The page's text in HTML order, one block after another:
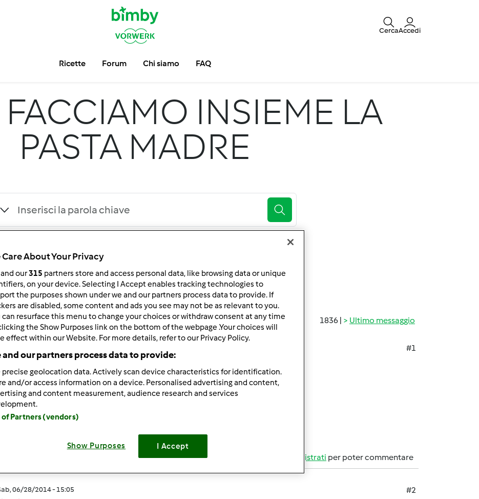
CercaAccedi
Ricette Forum Chi siamo FAQ
FACCIAMO INSIEME LA
PASTA MADRE
per:
I risultati più recenti
10
1836 | Ultimo messaggio
#1
a tutte.
provato anch'io con la pasta madre.
secondo rinfresco ho trovato un pochino di muffa sopra
ho sbagliato? oggi ci riprovo
registrati per poter commentare
06/28/2014 - 15:05
#2
Care About Your Privacy
our315 partners store and access personal data, like browsing data or unique
on your device. Selecting I Accept enables tracking technologies to
the purposes shown under we and our partners process data to provide. If
are disabled, some content and ads you see may not be as relevant to you.
can resurface this menu to change your choices or withdraw consent at any time
the Show Purposes link on the bottom of the webpage .Your choices will
effect within our Website. For more details, refer to our Privacy Policy.
and our partners process data to provide:
precise geolocation data. Actively scan device characteristics for identification.
and/or access information on a device. Personalised advertising and content,
and content measurement, audience research and services
of Partners (vendors)
Show Purposes I Accept